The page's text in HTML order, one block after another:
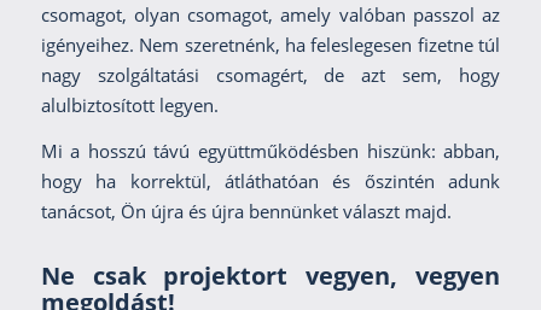
csomagot, olyan csomagot, amely valóban passzol az
igényeihez. Nem szeretnénk, ha feleslegesen fizetne túl
nagy szolgáltatási csomagért, de azt sem, hogy
alulbiztosított legyen.
Mi a hosszú távú együttműködésben hiszünk: abban,
hogy ha korrektül, átláthatóan és őszintén adunk
tanácsot, Ön újra és újra bennünket választ majd.
Ne csak projektort vegyen, vegyen
megoldást!